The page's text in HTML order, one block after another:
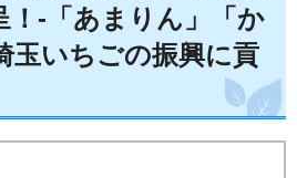
！-「あまりん」「か
玉いちごの振興に貢